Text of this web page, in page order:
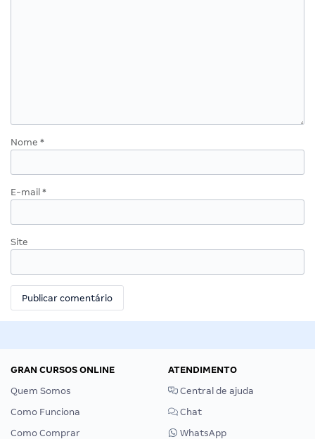
Nome *
E-mail *
Site
GRAN CURSOS ONLINE
Quem Somos
Como Funciona
Como Comprar
ATENDIMENTO
Central de ajuda
Chat
WhatsApp